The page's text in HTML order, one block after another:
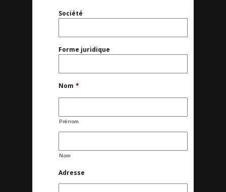
Société
Forme juridique
Nom *
Prénom
Nom
Adresse